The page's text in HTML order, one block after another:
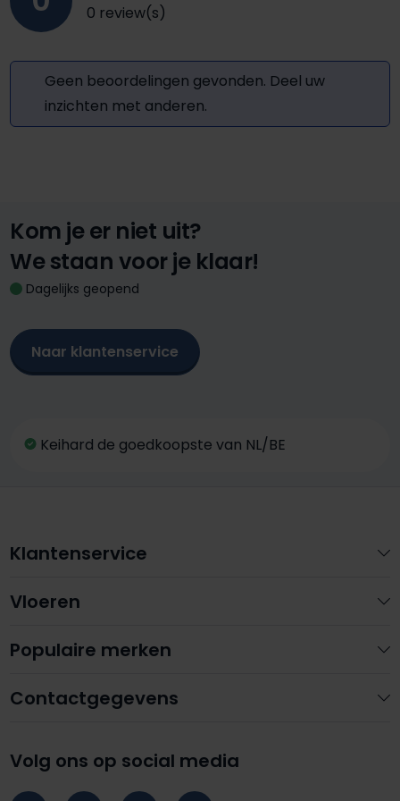
0 review(s)
Geen beoordelingen gevonden. Deel uw
inzichten met anderen.
Kom je er niet uit?
We staan voor je klaar!
Dagelijks geopend
Naar klantenservice
Keihard de goedkoopste van NL/BE
Contactgegevens
Volg ons op social media
Klantenservice
Vloeren
Populaire merken